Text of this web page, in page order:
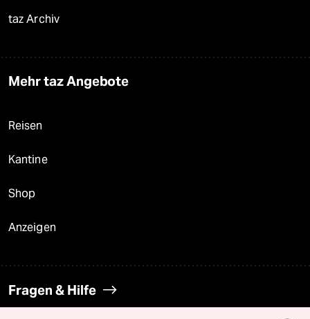
taz Archiv
Mehr taz Angebote
Reisen
Kantine
Shop
Anzeigen
Fragen & Hilfe